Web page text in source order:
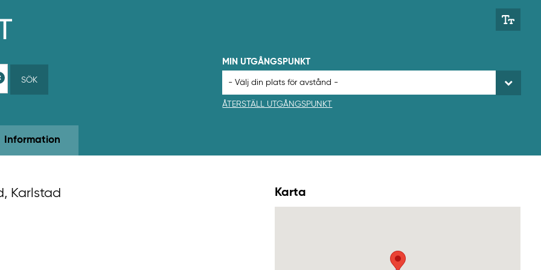
SÖK
MIN UTGÅNGSPUNKT
ÅTERSTÄLL UTGÅNGSPUNKT
Information
Karlstad Karta